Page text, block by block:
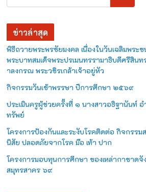
ข่าวล่าสุด
พิธีถวายพระพรชัยมงคล เนื่องในวันเฉลิมพระ
พระบาทสมเด็จพระปรเมนทรรามาธิบดีศรีสิน
าลงกรณ พระวชิรเกล้าเจ้าอยู่หัว
กิจกรรมวันเข้าพรรษา ปีการศึกษา ๒๕๖๙
ประเมินครูผู้ช่วยครั้งที่ ๑ นางสาวอธิฐานันท์ อ
ทรัพย์
โครงการป้องกันและระงับโรคติดต่อ กิจกรรม
นิสัย ปลอดภัยจากโรค มือ เท้า ปาก
โครงการมอบทุนการศึกษา ของเหล่ากาชาดจั
สมุทรสาคร ๖๙